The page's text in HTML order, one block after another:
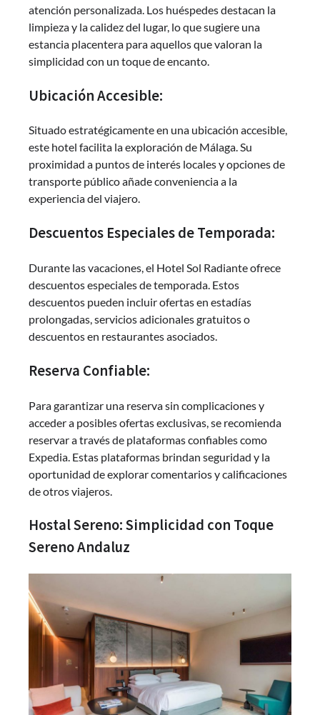
atención personalizada. Los huéspedes destacan la
limpieza y la calidez del lugar, lo que sugiere una
estancia placentera para aquellos que valoran la
simplicidad con un toque de encanto.
Ubicación Accesible:
Situado estratégicamente en una ubicación accesible,
este hotel facilita la exploración de Málaga. Su
proximidad a puntos de interés locales y opciones de
transporte público añade conveniencia a la
experiencia del viajero.
Descuentos Especiales de Temporada:
Durante las vacaciones, el Hotel Sol Radiante ofrece
descuentos especiales de temporada. Estos
descuentos pueden incluir ofertas en estadías
prolongadas, servicios adicionales gratuitos o
descuentos en restaurantes asociados.
Reserva Confiable:
Para garantizar una reserva sin complicaciones y
acceder a posibles ofertas exclusivas, se recomienda
reservar a través de plataformas confiables como
Expedia. Estas plataformas brindan seguridad y la
oportunidad de explorar comentarios y calificaciones
de otros viajeros.
Hostal Sereno: Simplicidad con Toque
Sereno Andaluz